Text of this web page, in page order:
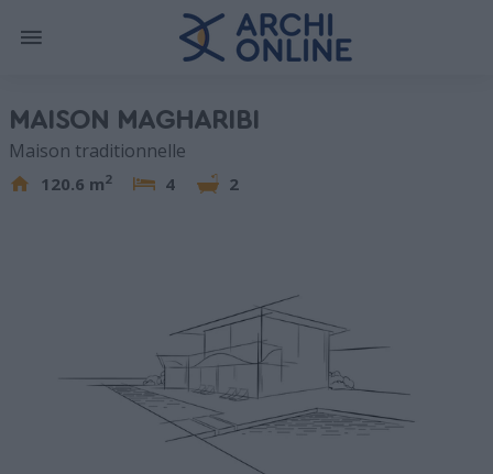
MAISON MAGHARIBI
Maison traditionnelle
120.6 m2 4 2